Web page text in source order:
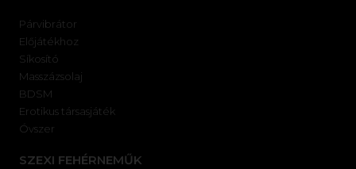
Párvibrátor
Előjátékhoz
Síkosító
Masszázsolaj
BDSM
Erotikus társasjáték
Óvszer
SZEXI FEHÉRNEMŰK